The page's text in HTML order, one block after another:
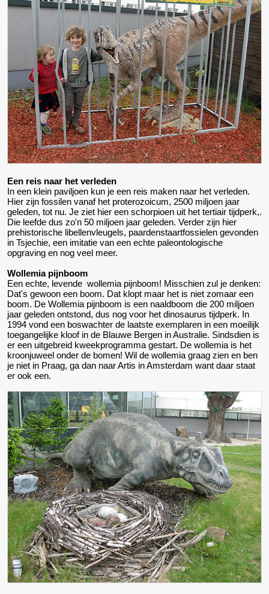
Een reis naar het verleden
In een klein paviljoen kun je een reis maken naar het verleden.
Hier zijn fossilen vanaf het proterozoicum, 2500 miljoen jaar
geleden, tot nu. Je ziet hier een schorpioen uit het tertiair tijdperk,.
Die leefde dus zo'n 50 miljoen jaar geleden. Verder zijn hier
prehistorische libellenvleugels, paardenstaartfossielen gevonden
in Tsjechie, een imitatie van een echte paleontologische
opgraving en nog veel meer.
Wollemia pijnboom
Een echte, levende wollemia pijnboom! Misschien zul je denken:
Dat's gewoon een boom. Dat klopt maar het is niet zomaar een
boom. De Wollemia pijnboom is een naaldboom die 200 miljoen
jaar geleden ontstond, dus nog voor het dinosaurus tijdperk. In
1994 vond een boswachter de laatste exemplaren in een moeilijk
toegangelijke kloof in de Blauwe Bergen in Australie. Sindsdien is
er een uitgebreid kweekprogramma gestart. De wollemia is het
kroonjuweel onder de bomen! Wil de wollemia graag zien en ben
je niet in Praag, ga dan naar Artis in Amsterdam want daar staat
er ook een.